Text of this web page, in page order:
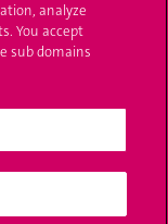
analyze
You accept
sub domains